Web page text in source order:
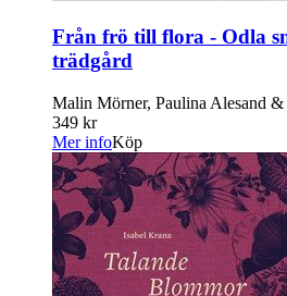
Från frö till flora - Odla
trädgård
Malin Mörner, Paulina Alesand
349 kr
Mer infoKöp